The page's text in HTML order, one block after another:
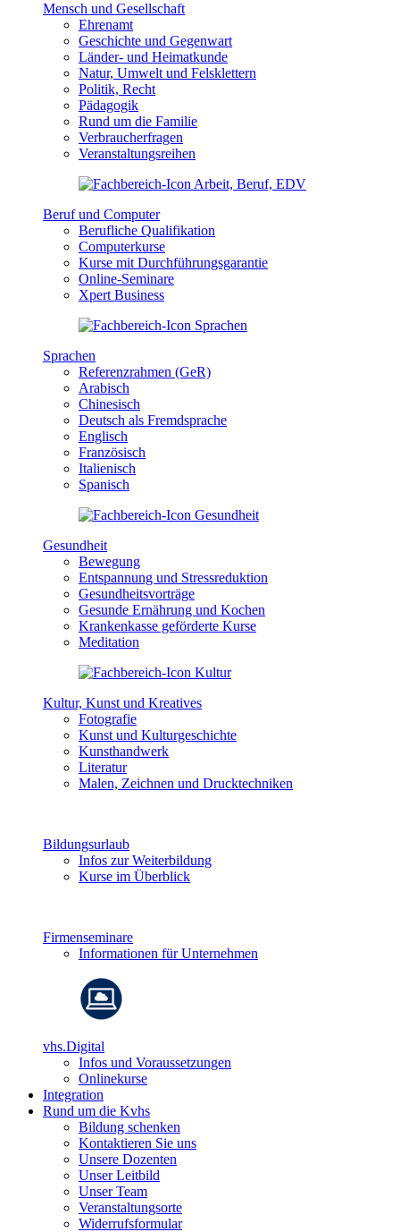
Mensch und Gesellschaft
Ehrenamt
Geschichte und Gegenwart
Länder- und Heimatkunde
Natur, Umwelt und Felsklettern
Politik, Recht
Pädagogik
Rund um die Familie
Verbraucherfragen
Veranstaltungsreihen
Beruf und Computer
Berufliche Qualifikation
Computerkurse
Kurse mit Durchführungsgarantie
Online-Seminare
Xpert Business
Sprachen
Referenzrahmen (GeR)
Arabisch
Chinesisch
Deutsch als Fremdsprache
Englisch
Französisch
Italienisch
Spanisch
Gesundheit
Bewegung
Entspannung und Stressreduktion
Gesundheitsvorträge
Gesunde Ernährung und Kochen
Krankenkasse geförderte Kurse
Meditation
Kultur, Kunst und Kreatives
Fotografie
Kunst und Kulturgeschichte
Kunsthandwerk
Literatur
Malen, Zeichnen und Drucktechniken
Bildungsurlaub
Infos zur Weiterbildung
Kurse im Überblick
Firmenseminare
Informationen für Unternehmen
vhs.Digital
Infos und Voraussetzungen
Onlinekurse
Integration
Rund um die Kvhs
Bildung schenken
Kontaktieren Sie uns
Unsere Dozenten
Unser Leitbild
Unser Team
Veranstaltungsorte
Widerrufsformular